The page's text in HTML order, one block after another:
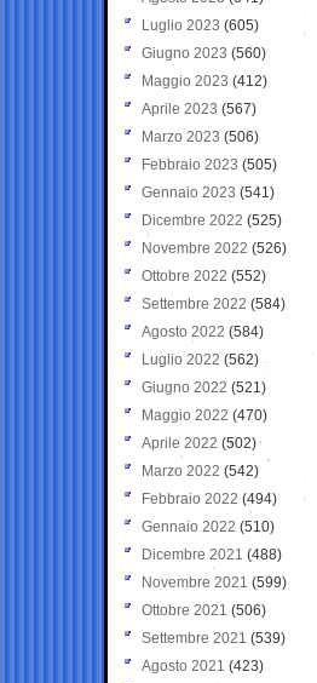
Luglio 2023 (605)
Giugno 2023 (560)
Maggio 2023 (412)
Aprile 2023 (567)
Marzo 2023 (506)
Febbraio 2023 (505)
Gennaio 2023 (541)
Dicembre 2022 (525)
Novembre 2022 (526)
Ottobre 2022 (552)
Settembre 2022 (584)
Agosto 2022 (584)
Luglio 2022 (562)
Giugno 2022 (521)
Maggio 2022 (470)
Aprile 2022 (502)
Marzo 2022 (542)
Febbraio 2022 (494)
Gennaio 2022 (510)
Dicembre 2021 (488)
Novembre 2021 (599)
Ottobre 2021 (506)
Settembre 2021 (539)
Agosto 2021 (423)